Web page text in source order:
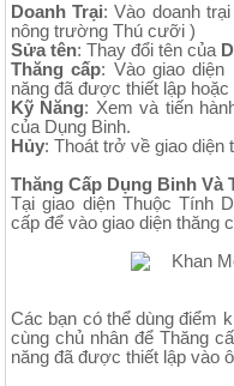
Doanh Trại: Vào doanh
nông trường Thú cưỡi )
Sửa tên: Thay đổi tên của
Thăng cấp: Vào giao diện
năng đã được thiết lập
Kỹ Năng: Xem và tiến
của Dụng Binh.
Hủy: Thoát trở về giao diện
Thăng Cấp Dụng Binh Và
Tại giao diện Thuộc Tính
cấp để vào giao diện thăng
Các bạn có thể dùng điểm
cùng chủ nhân để Thăng
năng đã được thiết lập vào